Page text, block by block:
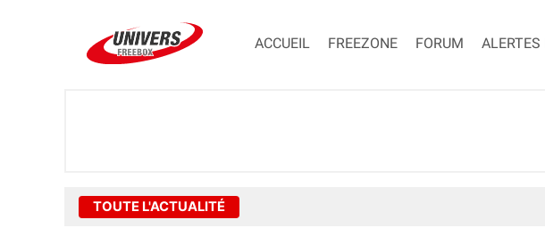
ACCUEIL FREEZONE FORUM ALERTES
TOUTE L'ACTUALITÉ